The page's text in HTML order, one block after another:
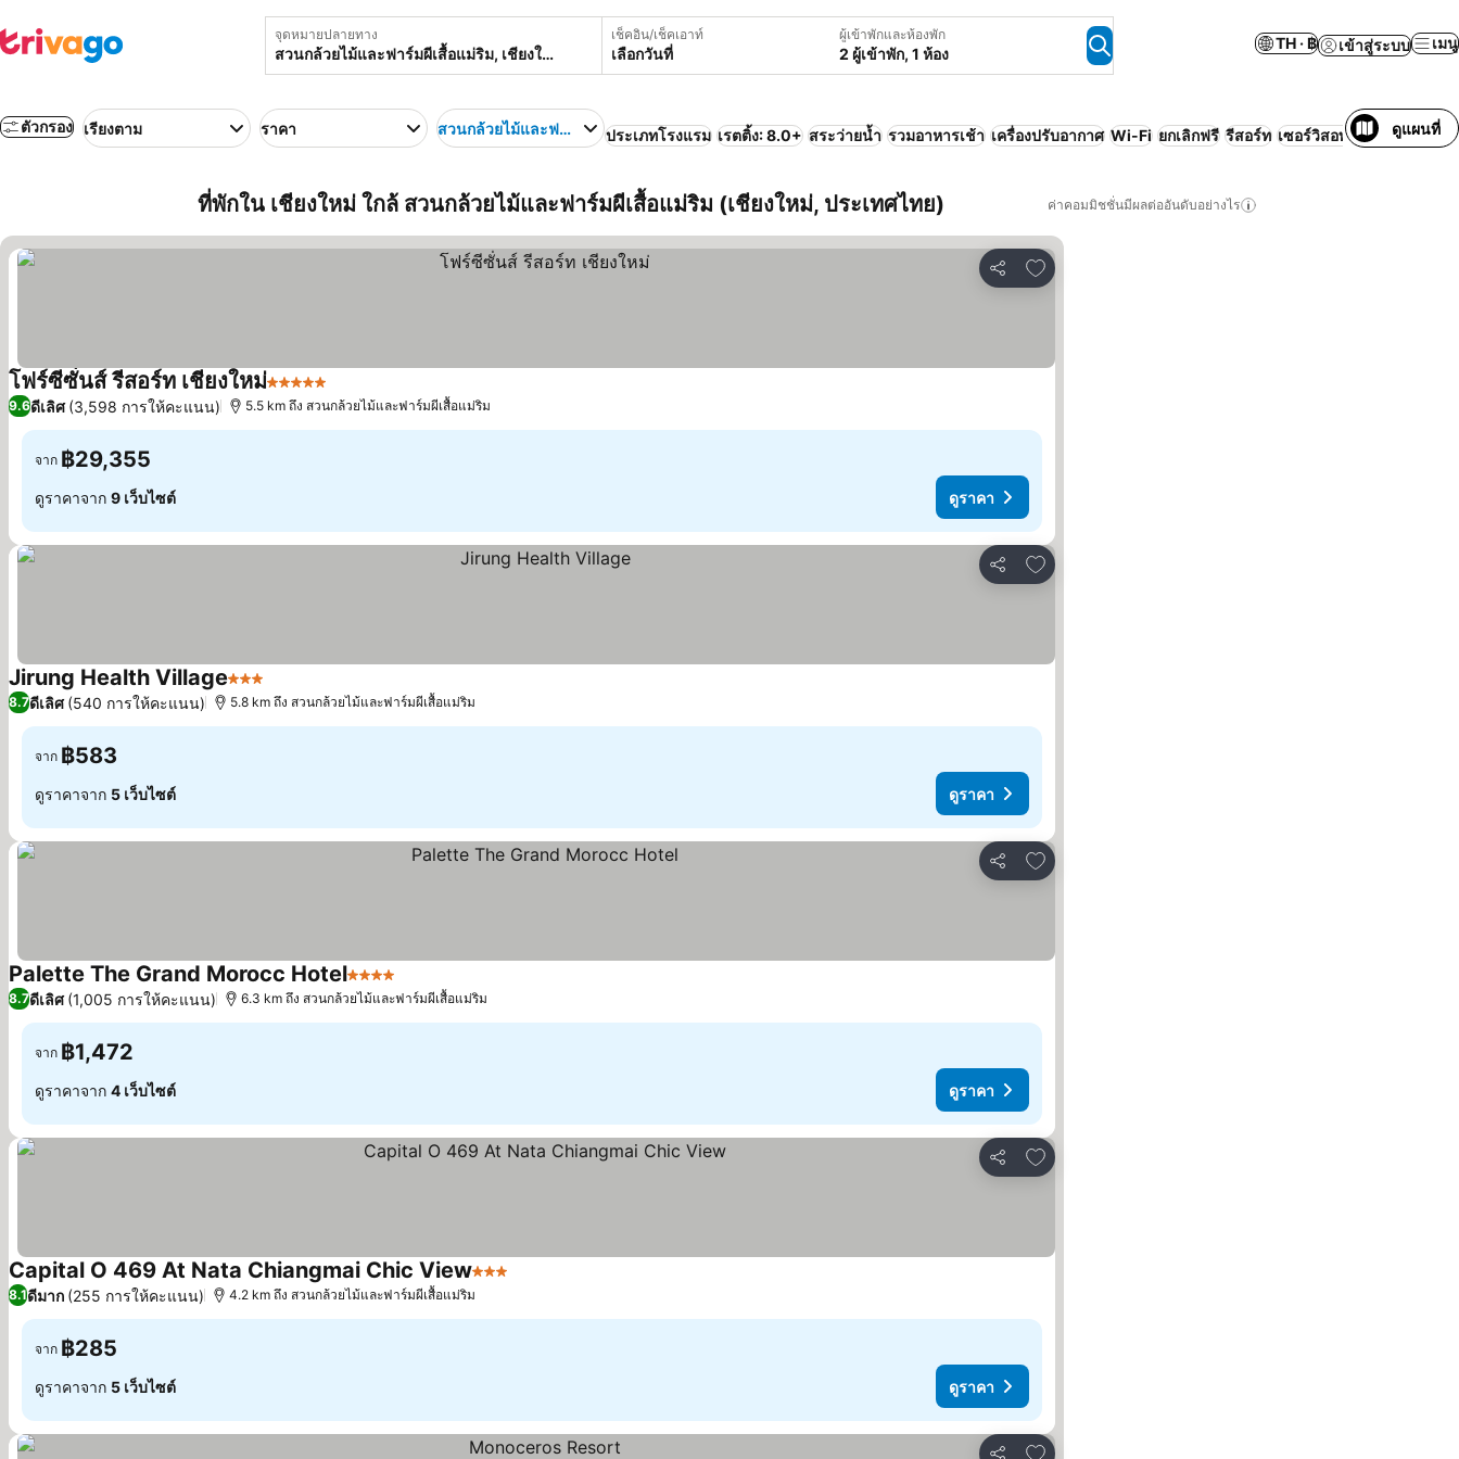
จุดหมายปลายทาง เช็คอิน/เช็คเอาท์
เลือกวันที่
ผู้เข้าพักและห้องพัก
2 ผู้เข้าพัก, 1 ห้อง
TH · ฿ เข้าสู่ระบบ เมนู
ตัวกรอง เรียงตาม ราคา สวนกล้วยไม้และฟาร์มผีเสื้อแม่ริมประเภทโรงแรม เรตติ้ง: 8.0+ สระว่ายน้ำ รวมอาหารเช้า เครื่องปรับอากาศ Wi-Fi ยกเลิกฟรี รีสอร์ท เซอร์วิสอพาร์ทเมนท์ดูแผนที่
ที่พักใน เชียงใหม่ ใกล้ สวนกล้วยไม้และฟาร์มผีเสื้อแม่ริม (เชียงใหม่, ประเทศไทย) ค่าคอมมิชชั่นมีผลต่ออันดับอย่างไร
แชร์
เพิ่มในรายการโปรด
โฟร์ซีซั่นส์ รีสอร์ท เชียงใหม่5 ดาว ดูราคา
9.6ดีเลิศ (3,598 การให้คะแนน) 5.5 km ถึง สวนกล้วยไม้และฟาร์มผีเสื้อแม่ริม
จาก ฿29,355
ดูราคาจาก 9 เว็บไซต์ ดูราคา
แชร์
เพิ่มในรายการโปรด
Jirung Health Village3 ดาว
8.7ดีเลิศ (540 การให้คะแนน) 5.8 km ถึง สวนกล้วยไม้และฟาร์มผีเสื้อแม่ริม
จาก ฿583
ดูราคาจาก 5 เว็บไซต์ ดูราคา
แชร์
เพิ่มในรายการโปรด
Palette The Grand Morocc Hotel4 ดาว ดูราคา
8.7ดีเลิศ (1,005 การให้คะแนน) 6.3 km ถึง สวนกล้วยไม้และฟาร์มผีเสื้อแม่ริม
จาก ฿1,472
ดูราคาจาก 4 เว็บไซต์ ดูราคา
แชร์
เพิ่มในรายการโปรด
Capital O 469 At Nata Chiangmai Chic View3 ดาว
8.1ดีมาก (255 การให้คะแนน) 4.2 km ถึง สวนกล้วยไม้และฟาร์มผีเสื้อแม่ริม
จาก ฿285
ดูราคาจาก 5 เว็บไซต์ ดูราคา
เพิ่มในรายการโปรด